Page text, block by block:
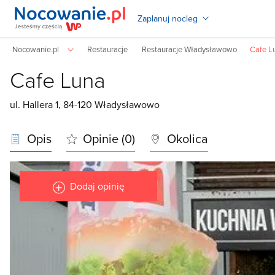
Zaplanuj nocleg
Nocowanie.pl Restauracje Restauracje Władysławowo Cafe
Cafe Luna
ul. Hallera 1, 84-120 Władysławowo
Opis Opinie (0) Okolica
Dodaj opinię